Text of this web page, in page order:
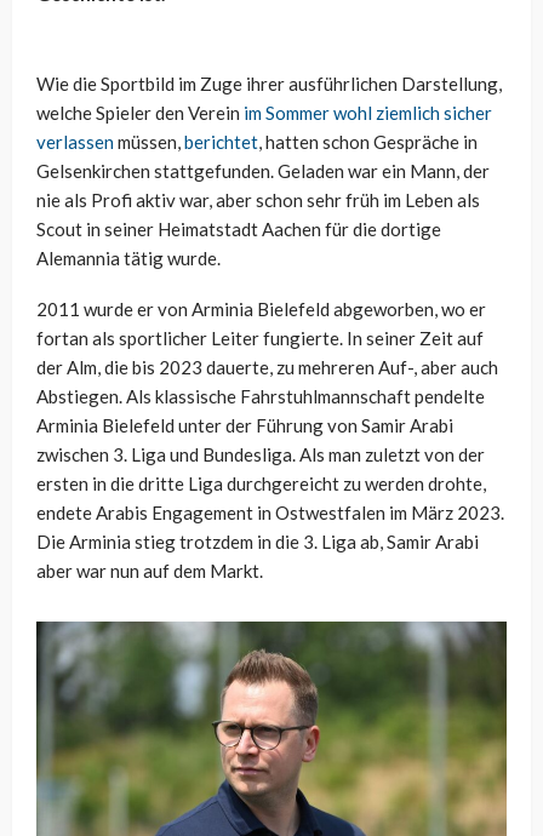
Wie die Sportbild im Zuge ihrer ausführlichen Darstellung,
welche Spieler den Verein im Sommer wohl ziemlich sicher
verlassenmüssen,berichtet, hatten schon Gespräche in
Gelsenkirchen stattgefunden. Geladen war ein Mann, der
nie als Profi aktiv war, aber schon sehr früh im Leben als
Scout in seiner Heimatstadt Aachen für die dortige
Alemannia tätig wurde.
2011 wurde er von Arminia Bielefeld abgeworben, wo er
fortan als sportlicher Leiter fungierte. In seiner Zeit auf
der Alm, die bis 2023 dauerte, zu mehreren Auf-, aber auch
Abstiegen. Als klassische Fahrstuhlmannschaft pendelte
Arminia Bielefeld unter der Führung von Samir Arabi
zwischen 3. Liga und Bundesliga. Als man zuletzt von der
ersten in die dritte Liga durchgereicht zu werden drohte,
endete Arabis Engagement in Ostwestfalen im März 2023.
Die Arminia stieg trotzdem in die 3. Liga ab, Samir Arabi
aber war nun auf dem Markt.